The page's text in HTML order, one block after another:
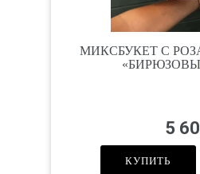
МИКСБУКЕТ С
5
КУПИТЬ